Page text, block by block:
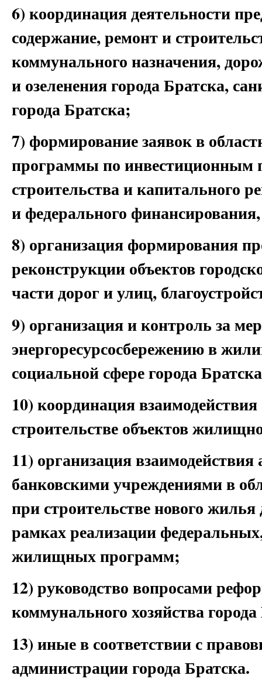
6) координация деятельности
содержание, ремонт и
коммунального назначения,
и озеленения города Братска,
города Братска;
7) формирование заявок в
программы по инвестиционным
строительства и капитального
и федерального
8) организация формирования
реконструкции объектов
части дорог и улиц,
9) организация и контроль за
энергоресурсосбережению в
социальной сфере города
10) координация
строительстве объектов
11) организация
банковскими учреждениями в
при строительстве нового
рамках реализации
жилищных программ;
12) руководство вопросами
коммунального хозяйства
13) иные в соответствии с
администрации города Братска.